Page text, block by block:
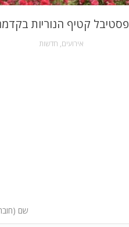
פסטיבל קטיף הנוריות
אירועים, חדשות
שם